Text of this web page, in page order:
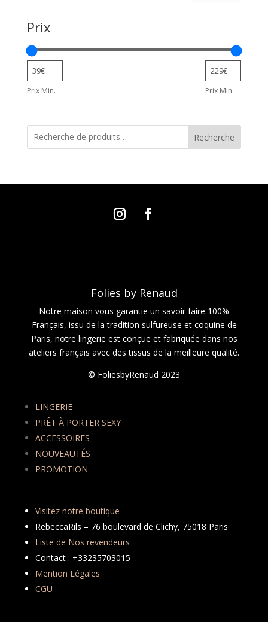
Prix
Prix Min. Prix Min.
Recherche
Folies by Renaud
Notre maison vous garantie un savoir faire 100%
Français, issu de la tradition sulfureuse et coquine de
Paris, notre lingerie est conçue et fabriquée dans nos
ateliers français avec des tissus de la meilleure qualité.
© FoliesbyRenaud 2023
LINGERIE
PRÊT À PORTER SEXY
ACCESSOIRES
NOUVEAUTÉS
PROMOTION
Visitez notre boutique
RebeccaRils – 76 boulevard de Clichy, 75018 Paris
Liste de Nos revendeurs
Contact : +33235703015
Mention Légales
CGU